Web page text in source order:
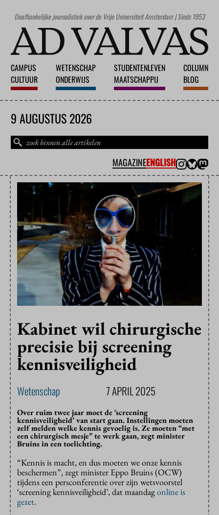
Onafhankelijke journalistiek over de Vrije Universiteit Amsterdam | Sinds 1953
CAMPUS
CULTUUR
WETENSCHAP
ONDERWIJS
STUDENTENLEVEN
MAATSCHAPPIJ
COLUMN
BLOG
9 AUGUSTUS 2026
MAGAZINEENGLISH
Kabinet wil chirurgische
precisie bij screening
kennisveiligheid
Wetenschap 7 APRIL 2025
Over ruim twee jaar moet de ‘screening
kennisveiligheid’ van start gaan. Instellingen moeten
zelf melden welke kennis gevoelig is. Ze moeten “met
een chirurgisch mesje” te werk gaan, zegt minister
Bruins in een toelichting.
“Kennis is macht, en dus moeten we onze kennis
beschermen”, zegt minister Eppo Bruins (OCW)
tijdens een persconferentie over zijn wetsvoorstel
‘screening kennisveiligheid’, dat maandagonline is
gezet.